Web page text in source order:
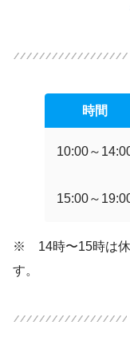
時間
10:00～
15:00～
※ 14時〜15時は休
す。